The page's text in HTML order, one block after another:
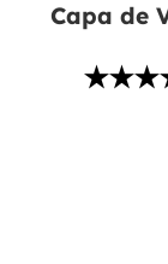
Capa de